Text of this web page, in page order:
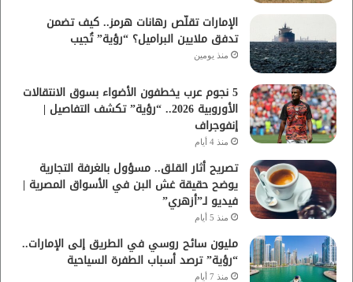
الإمارات تقلّص رهانات هرمز.. كيف تضمن
تدفق ملايين البراميل؟ “رؤية” تُجيب
منذ يومين
5 نجوم عرب يخطفون الأضواء بسوق الانتقالات
الأوروبية 2026.. “رؤية” تكشف التفاصيل |
إنفوجراف
منذ 4 أيام
تصريح أثار القلق.. مسؤول بالغرفة التجارية
يوضح حقيقة غش البن في الأسواق المصرية |
فيديو لـ”أزهري”
منذ 5 أيام
مليون سائح روسي في الطريق إلى الإمارات..
“رؤية” ترصد أسباب الطفرة السياحية
منذ 7 أيام